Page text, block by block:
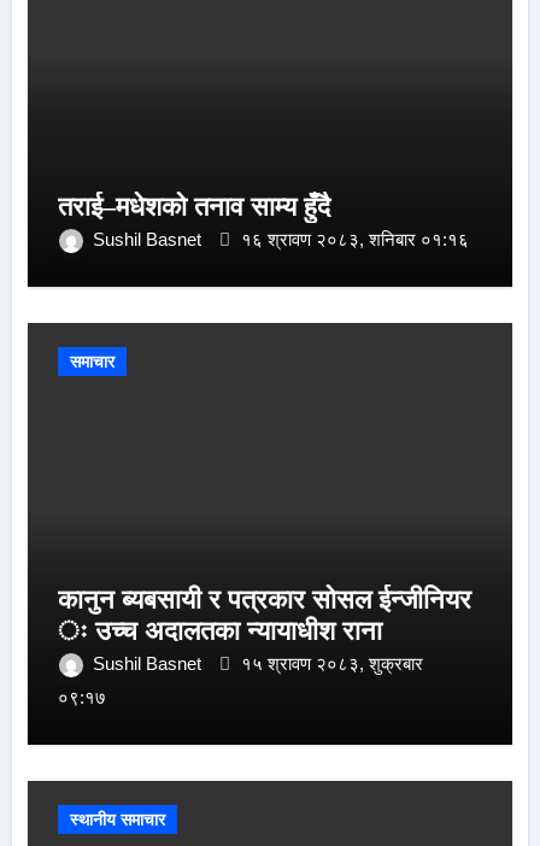
तराई–मधेशको तनाव साम्य हुँदै
Sushil Basnet १६ श्रावण २०८३, शनिबार ०१:१६
समाचार
कानुन ब्यबसायी र पत्रकार सोसल ईन्जीनियर
ः उच्च अदालतका न्यायाधीश राना
Sushil Basnet
१५ श्रावण २०८३, शुक्रबार
०९:१७
स्थानीय समाचार